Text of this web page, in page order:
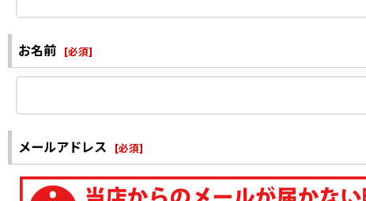
お名前 [必須]
メールアドレス [必須]